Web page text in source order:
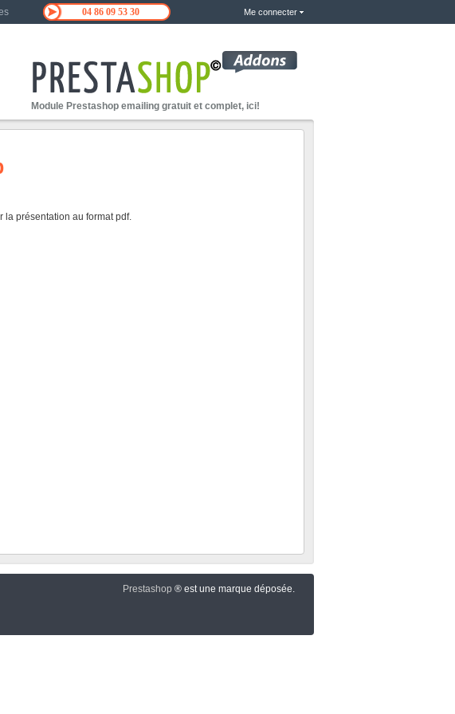
04 86 09 53 30 Me connecter
Module Prestashop emailing gratuit et complet, ici!
la présentation au format pdf.
Prestashop ® est une marque déposée.